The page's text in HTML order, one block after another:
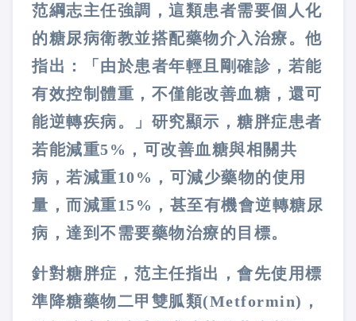
范綱志主任強調，這類患者需要個人化
的糖尿病衛教並搭配藥物介入治療。他
指出：「由於患者年輕且剛確診，若能
有效控制體重，不僅能改善血糖，還可
能逆轉疾病。」研究顯示，糖胖症患者
若能減重5%，可改善血糖與相關共
病，若減重10%，可減少藥物的使用
量，而減重15%，甚至有機會逆轉糖尿
病，達到不需要藥物治療的目標。
針對糖胖症，范主任指出，會先使用標
準降糖藥物二甲雙胍類(Metformin)，